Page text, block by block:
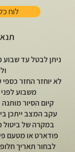
לוח
ניתן לבטל עד
לא יוחזר החזר
משבוע
קיום הסיור
עקב המצב ייתכן
במקרה של
פודארט או מטעם
לבחור תאריך